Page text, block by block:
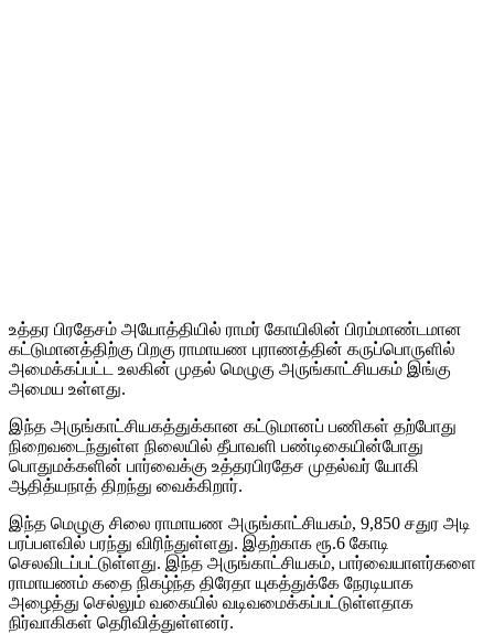
உத்தர பிரதேசம் அயோத்தியில் ராமர் கோயிலின் பிரம்மாண்டமான
கட்டுமானத்திற்கு பிறகு ராமாயண புராணத்தின் கருப்பொருளில்
அமைக்கப்பட்ட உலகின் முதல் மெழுகு அருங்காட்சியகம் இங்கு
அமைய உள்ளது.
இந்த அருங்காட்சியகத்துக்கான கட்டுமானப் பணிகள் தற்போது
நிறைவடைந்துள்ள நிலையில் தீபாவளி பண்டிகையின்போது
பொதுமக்களின் பார்வைக்கு உத்தரபிரதேச முதல்வர் யோகி
ஆதித்யநாத் திறந்து வைக்கிறார்.
இந்த மெழுகு சிலை ராமாயண அருங்காட்சியகம், 9,850 சதுர அடி
பரப்பளவில் பரந்து விரிந்துள்ளது. இதற்காக ரூ.6 கோடி
செலவிடப்பட்டுள்ளது. இந்த அருங்காட்சியகம், பார்வையாளர்களை
ராமாயணம் கதை நிகழ்ந்த திரேதா யுகத்துக்கே நேரடியாக
அழைத்து செல்லும் வகையில் வடிவமைக்கப்பட்டுள்ளதாக
நிர்வாகிகள் தெரிவித்துள்ளனர்.